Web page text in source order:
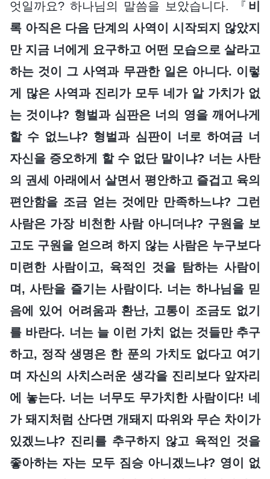
엇일까요? 하나님의 말씀을 보았습니다. 『 비
록 아직은 다음 단계의 사역이 시작되지 않았지
만 지금 너에게 요구하고 어떤 모습으로 살라고
하는 것이 그 사역과 무관한 일은 아니다. 이렇
게 많은 사역과 진리가 모두 네가 알 가치가 없
는 것이냐? 형벌과 심판은 너의 영을 깨어나게
할 수 없느냐? 형벌과 심판이 너로 하여금 너
자신을 증오하게 할 수 없단 말이냐? 너는 사탄
의 권세 아래에서 살면서 평안하고 즐겁고 육의
편안함을 조금 얻는 것에만 만족하느냐? 그런
사람은 가장 비천한 사람 아니더냐? 구원을 보
고도 구원을 얻으려 하지 않는 사람은 누구보다
미련한 사람이고, 육적인 것을 탐하는 사람이
며, 사탄을 즐기는 사람이다. 너는 하나님을 믿
음에 있어 어려움과 환난, 고통이 조금도 없기
를 바란다. 너는 늘 이런 가치 없는 것들만 추구
하고, 정작 생명은 한 푼의 가치도 없다고 여기
며 자신의 사치스러운 생각을 진리보다 앞자리
에 놓는다. 너는 너무도 무가치한 사람이다! 네
가 돼지처럼 산다면 개돼지 따위와 무슨 차이가
있겠느냐? 진리를 추구하지 않고 육적인 것을
좋아하는 자는 모두 짐승 아니겠느냐? 영이 없